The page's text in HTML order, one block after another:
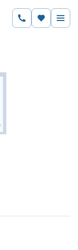
Цена по запросу